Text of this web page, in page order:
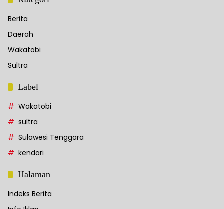
Berita
Daerah
Wakatobi
Sultra
Label
Wakatobi
sultra
Sulawesi Tenggara
kendari
Halaman
Indeks Berita